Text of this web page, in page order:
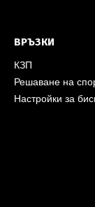
ВРЪЗКИ
КЗП
Решаване на
Настройки за